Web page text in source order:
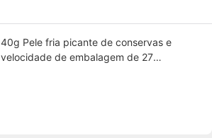
40g Pele fria picante de conservas e
velocidade de embalagem de 27